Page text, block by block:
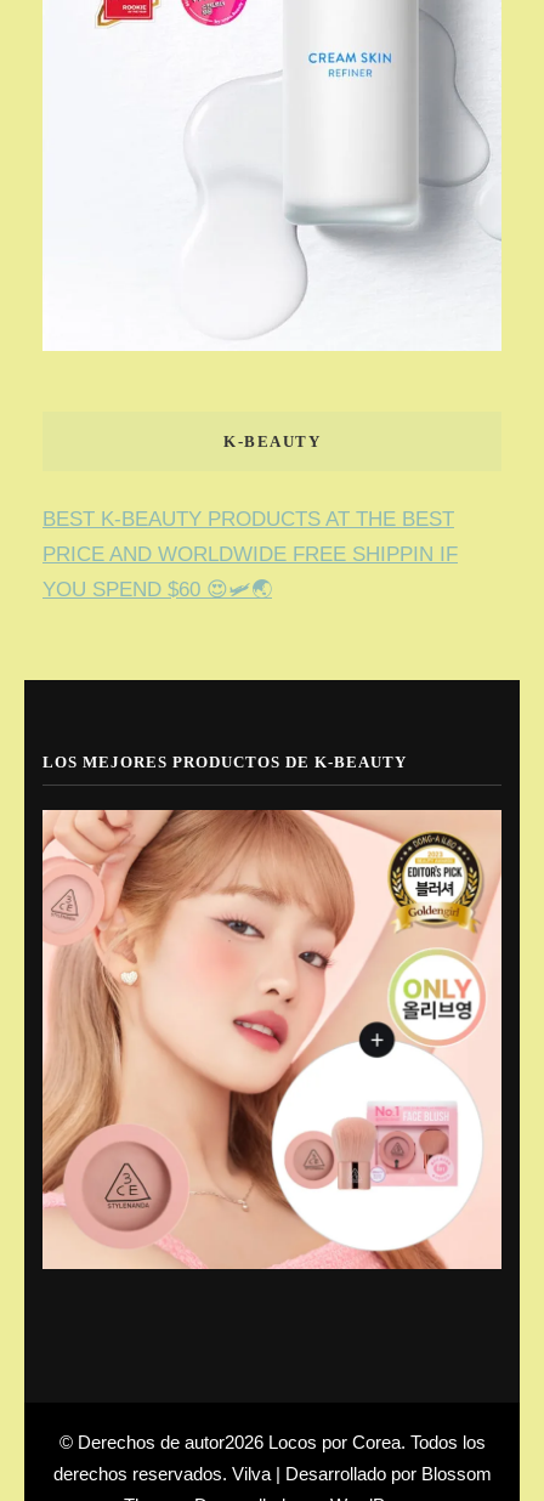
K-BEAUTY
BEST K-BEAUTY PRODUCTS AT THE BEST
PRICE AND WORLDWIDE FREE SHIPPIN IF
YOU SPEND $60 😍🛩️🌏
LOS MEJORES PRODUCTOS DE K-BEAUTY
© Derechos de autor2026 Locos por Corea. Todos los
derechos reservados. Vilva | Desarrollado por Blossom